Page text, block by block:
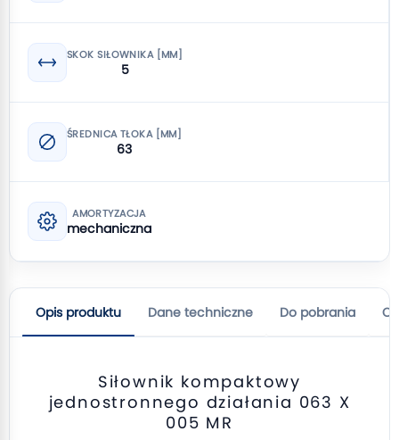
SKOK SIŁOWNIKA [MM]
5
ŚREDNICA TŁOKA [MM]
63
AMORTYZACJA
mechaniczna
Opis produktu Dane techniczne Do pobrania
Siłownik kompaktowy
jednostronnego działania 063 X
005 MR